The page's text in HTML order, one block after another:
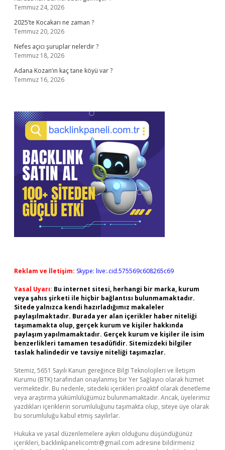
Temmuz 24, 2026
2025’te Kocakarı ne zaman ?
Temmuz 20, 2026
Nefes açıcı şuruplar nelerdir ?
Temmuz 18, 2026
Adana Kozan’ın kaç tane köyü var ?
Temmuz 16, 2026
Reklam ve İletişim: Skype: live:.cid.575569c608265c69
Yasal Uyarı: Bu internet sitesi, herhangi bir marka, kurum
veya şahıs şirketi ile hiçbir bağlantısı bulunmamaktadır.
Sitede yalnızca kendi hazırladığımız makaleler
paylaşılmaktadır. Burada yer alan içerikler haber niteliği
taşımamakta olup, gerçek kurum ve kişiler hakkında
paylaşım yapılmamaktadır. Gerçek kurum ve kişiler ile isim
benzerlikleri tamamen tesadüfidir. Sitemizdeki bilgiler
taslak halindedir ve tavsiye niteliği taşımazlar.
Sitemiz, 5651 Sayılı Kanun gereğince Bilgi Teknolojileri ve İletişim
Kurumu (BTK) tarafından onaylanmış bir Yer Sağlayıcı olarak hizmet
vermektedir. Bu nedenle, sitedeki içerikleri proaktif olarak denetleme
veya araştırma yükümlülüğümüz bulunmamaktadır. Ancak, üyelerimiz
yazdıkları içeriklerin sorumluluğunu taşımakta olup, siteye üye olarak
bu sorumluluğu kabul etmiş sayılırlar.
Hukuka ve yasal düzenlemelere aykırı olduğunu düşündüğünüz
içerikleri, backlinkpanelicomtr@gmail.com adresine bildirmeniz